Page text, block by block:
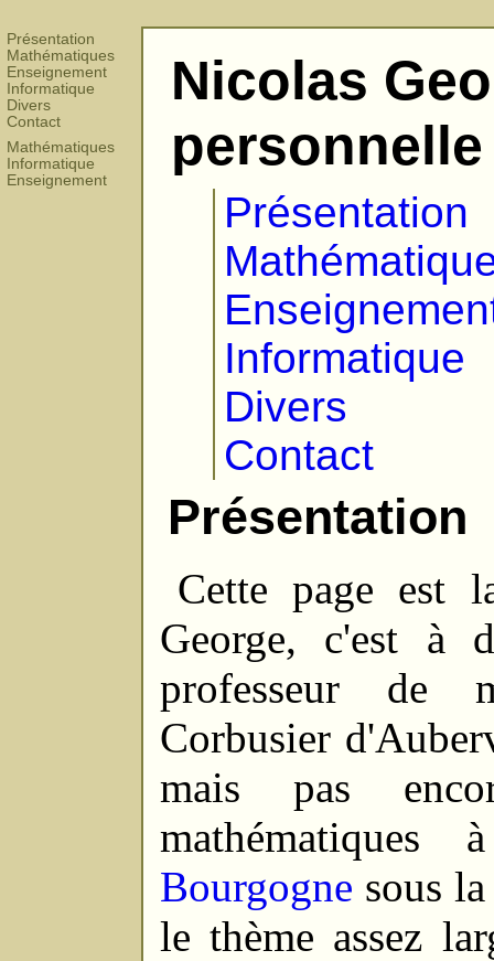
Présentation
Mathématiques
Enseignement
Informatique
Divers
Contact
Mathématiques
Informatique
Enseignement
Nicolas
personnelle
Présentation
Informatique
Divers
Contact
Présentation
Cette page est
George, c'est à
professeur de
Corbusier
mais pas
mathématiques
Bourgogne sous
le thème assez